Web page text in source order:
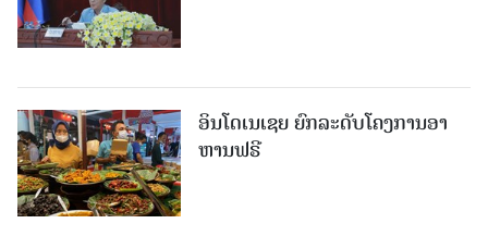
ອິນໂດເນເຊຍ ຍົກລະດັບໂຄງການອາ
ຫານຟຣີ